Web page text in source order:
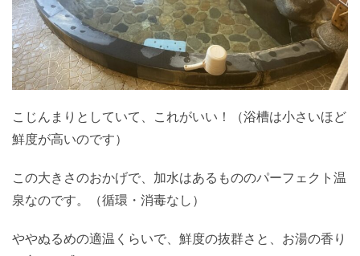
こじんまりとしていて、これがいい！（浴槽は小さいほど
鮮度が高いのです）
この大きさのおかげで、加水はあるもののパーフェクト温
泉なのです。（循環・消毒なし）
ややぬるめの適温くらいで、鮮度の抜群さと、お湯の香り